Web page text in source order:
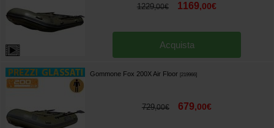
1229,00€ 1169,00€
Acquista
Gommone Fox 200X Air Floor 219966]
729,00€ 679,00€